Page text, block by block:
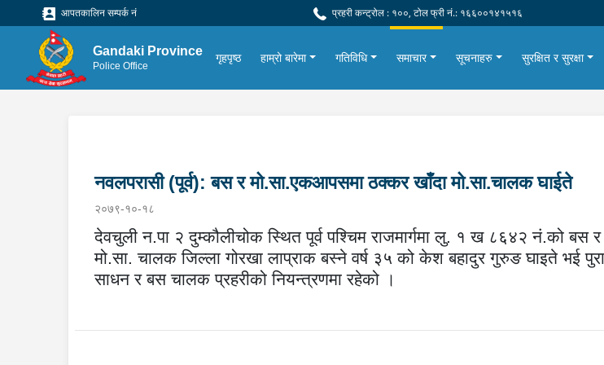
आपतकालिन सम्पर्क नं प्रहरी कन्ट्रोल : १००, टोल फ्री नं.: १६६००१४१५१६
Gandaki Province
Police Office
गृहपृष्ठ हाम्रो बारेमा गतिविधि समाचार सूचनाहरु सुरक्षित र सुरक्षा
नवलपरासी (पूर्व): बस र मो.सा.एकआपसमा ठक्कर खाँदा मो.सा.चालक घाईते
२०७९-१०-१८
देवचुली न.पा २ दुम्कौलीचोक स्थित पूर्व पश्चिम राजमार्गमा लु. १ ख ८६४२ नं.को
मो.सा. चालक जिल्ला गोरखा लाप्राक बस्ने वर्ष ३५ को केश बहादुर गुरुङ घाइते भई
साधन र बस चालक प्रहरीको नियन्त्रणमा रहेको ।